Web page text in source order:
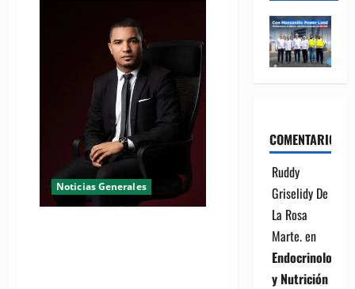
Noticias Generales
COMENTARIOS
Ruddy
Griselidy De
La Rosa
Marte.en
Endocrinología
y Nutrición